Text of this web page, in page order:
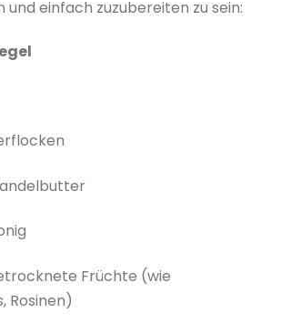
und einfach zuzubereiten zu sein:
Früchte (wie
Rosinen)